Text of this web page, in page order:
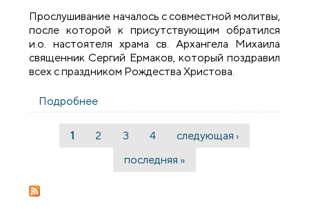
Прослушивание началось с совместной молитвы,
после которой к присутствующим обратился
и.о. настоятеля храма св. Архангела Михаила
священник Сергий Ермаков, который поздравил
всех с праздником Рождества Христова.
Подробнее
тур фестиваля «Коложский Благовест»
Страницы
1 2 3 4
следующая ›
последняя »